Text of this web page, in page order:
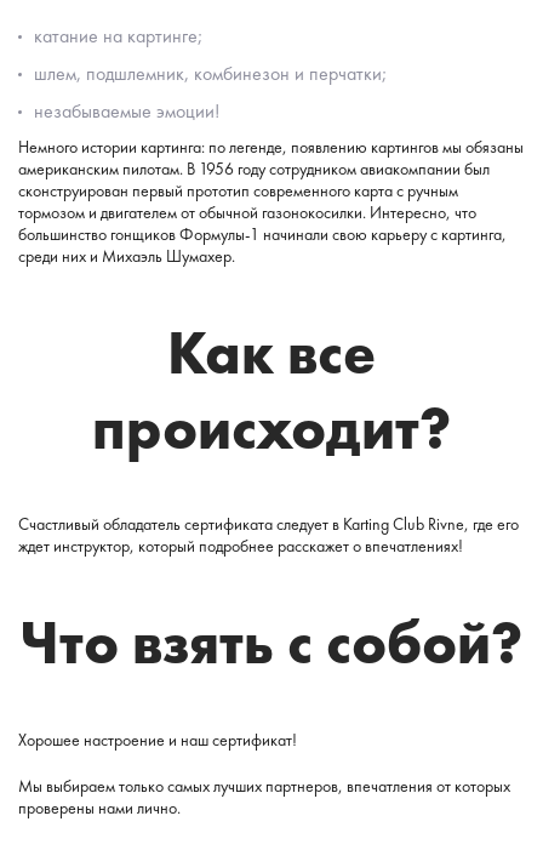
катание на картинге;
шлем, подшлемник, комбинезон и перчатки;
незабываемые эмоции!
Немного истории картинга: по легенде, появлению картингов мы обязаны
американским пилотам. В 1956 году сотрудником авиакомпании был
сконструирован первый прототип современного карта с ручным
тормозом и двигателем от обычной газонокосилки. Интересно, что
большинство гонщиков Формулы-1 начинали свою карьеру с картинга,
среди них и Михаэль Шумахер.
Как все
происходит?
Счастливый обладатель сертификата следует в Karting Club Rivne, где его
ждет инструктор, который подробнее расскажет о впечатлениях!
Что взять с собой?
Хорошее настроение и наш сертификат!
Мы выбираем только самых лучших партнеров, впечатления от которых
проверены нами лично.